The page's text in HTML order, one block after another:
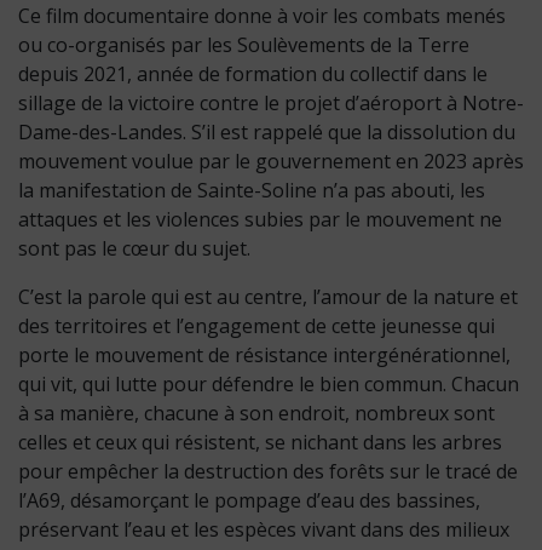
Ce film documentaire donne à voir les combats menés
ou co-organisés par les Soulèvements de la Terre
depuis 2021, année de formation du collectif dans le
sillage de la victoire contre le projet d’aéroport à Notre-
Dame-des-Landes. S’il est rappelé que la dissolution du
mouvement voulue par le gouvernement en 2023 après
la manifestation de Sainte-Soline n’a pas abouti, les
attaques et les violences subies par le mouvement ne
sont pas le cœur du sujet.
C’est la parole qui est au centre, l’amour de la nature et
des territoires et l’engagement de cette jeunesse qui
porte le mouvement de résistance intergénérationnel,
qui vit, qui lutte pour défendre le bien commun. Chacun
à sa manière, chacune à son endroit, nombreux sont
celles et ceux qui résistent, se nichant dans les arbres
pour empêcher la destruction des forêts sur le tracé de
l’A69, désamorçant le pompage d’eau des bassines,
préservant l’eau et les espèces vivant dans des milieux